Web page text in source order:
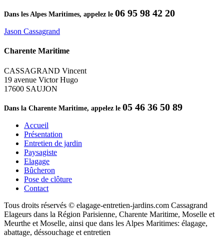
Dans les Alpes Maritimes, appelez le 06 95 98 42 20
Jason Cassagrand
Charente Maritime
CASSAGRAND Vincent
19 avenue Victor Hugo
17600 SAUJON
Dans la Charente Maritime, appelez le 05 46 36 50 89
Accueil
Présentation
Entretien de jardin
Paysagiste
Elagage
Bûcheron
Pose de clôture
Contact
Tous droits réservés © elagage-entretien-jardins.com Cassagrand
Elageurs dans la Région Parisienne, Charente Maritime, Moselle et
Meurthe et Moselle, ainsi que dans les Alpes Maritimes: élagage,
abattage, déssouchage et entretien